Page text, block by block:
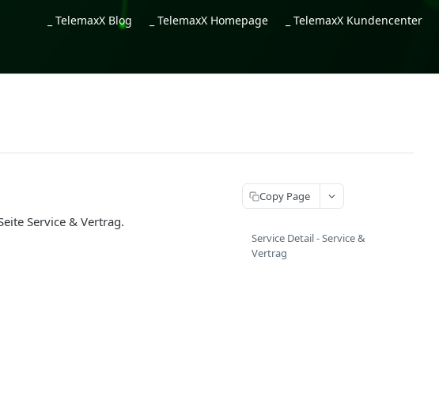
_ TelemaxX Blog _ TelemaxX Homepage _ TelemaxX Kundencenter
Service & Vertrag.
Copy Page
Service Detail - Service &
Vertrag